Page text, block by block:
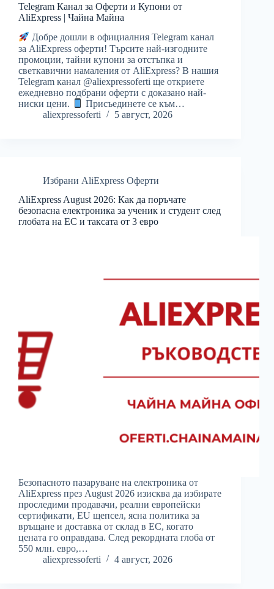
Telegram Канал за Оферти и Купони от
AliExpress | Чайна Майна
Добре дошли в официалния Telegram канал
за AliExpress оферти! Търсите най-изгодните
промоции, тайни купони за отстъпка и
светкавични намаления от AliExpress? В нашия
Telegram канал @aliexpressoferti ще откриете
ежедневно подбрани оферти с доказано най-
ниски цени.
Присъединете се към…
aliexpressoferti
5 август, 2026
Избрани AliExpress Оферти
AliExpress August 2026: Как да поръчате
безопасна електроника за ученик и студент след
глобата на ЕС и таксата от 3 евро
Безопасното пазаруване на електроника от
AliExpress през August 2026 изисква да избирате
проследими продавачи, реални европейски
сертификати, EU щепсел, ясна политика за
връщане и доставка от склад в ЕС, когато
цената го оправдава. След рекордната глоба от
550 млн. евро,…
aliexpressoferti
4 август, 2026